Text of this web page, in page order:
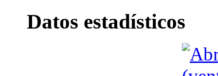
Datos estadísticos